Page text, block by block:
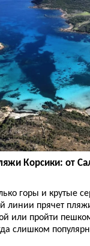
Корсики: от
горы и крутые
линии прячет
или пройти
слишком